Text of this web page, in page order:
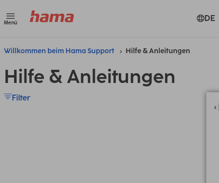
Menü DE
Willkommen beim Hama Support Hilfe & Anleitungen
Hilfe & Anleitungen
Filter